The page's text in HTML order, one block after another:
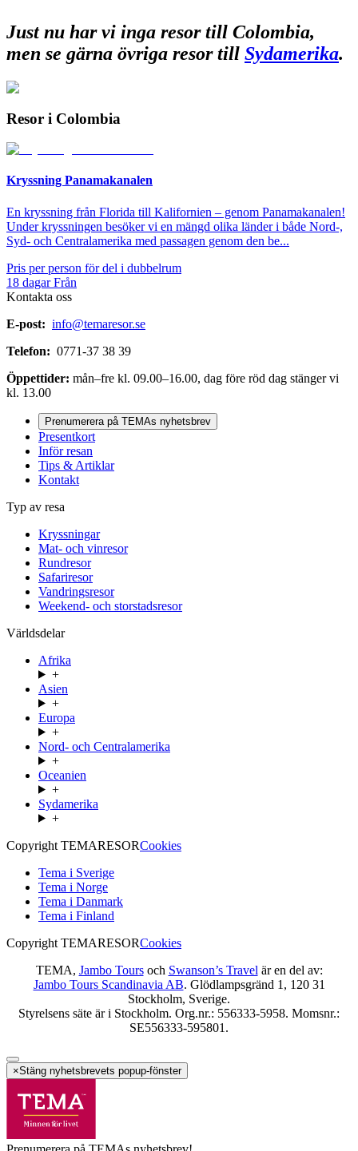
Just nu har vi inga resor till Colombia,
men se gärna övriga resor till Sydamerika.
Resor i Colombia
Kryssning Panamakanalen
En kryssning från Florida till Kalifornien – genom Panamakanalen!
Under kryssningen besöker vi en mängd olika länder i både Nord-,
Syd- och Centralamerika med passagen genom den be...
Pris per person för del i dubbelrum
18 dagar Från
Kontakta oss
E-post: info@temaresor.se
Telefon: 0771-37 38 39
Öppettider: mån–fre kl. 09.00–16.00, dag före röd dag stänger vi
kl. 13.00
Prenumerera på TEMAs nyhetsbrev
Presentkort
Inför resan
Tips & Artiklar
Kontakt
Typ av resa
Kryssningar
Mat- och vinresor
Rundresor
Safariresor
Vandringsresor
Weekend- och storstadsresor
Världsdelar
Afrika
+
Asien
+
Europa
+
Nord- och Centralamerika
+
Oceanien
+
Sydamerika
+
Copyright TEMARESORCookies
Tema i Sverige
Tema i Norge
Tema i Danmark
Tema i Finland
Copyright TEMARESORCookies
TEMA, Jambo Toursoch Swanson’s Travel är en del av:
Jambo Tours Scandinavia AB. Glödlampsgränd 1, 120 31
Stockholm, Sverige.
Styrelsens säte är i Stockholm. Org.nr.: 556333-5958. Momsnr.:
SE556333-595801.
×Stäng nyhetsbrevets popup-fönster